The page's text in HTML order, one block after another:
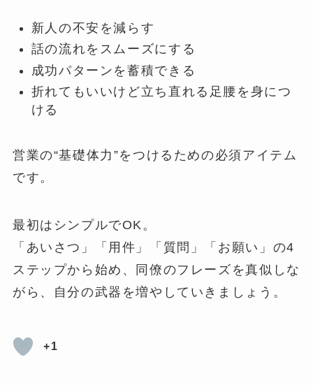
新人の不安を減らす
話の流れをスムーズにする
成功パターンを蓄積できる
折れてもいいけど立ち直れる足腰を身につ
ける
営業の“基礎体力”をつけるための必須アイテム
です。
最初はシンプルでOK。
「あいさつ」「用件」「質問」「お願い」の4
ステップから始め、同僚のフレーズを真似しな
がら、自分の武器を増やしていきましょう。
+1